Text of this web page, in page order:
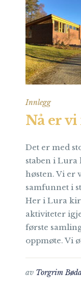
Innlegg
Nå er
Det er med
staben i Lura
høsten. Vi er
samfunnet i
Her i Lura
aktiviteter
første
oppmøte. Vi
av Torgrim